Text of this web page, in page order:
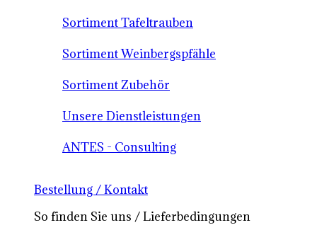
Sortiment Tafeltrauben
Sortiment Weinbergspfähle
Sortiment Zubehör
Unsere Dienstleistungen
ANTES - Consulting
Bestellung / Kontakt
So finden Sie uns / Lieferbedingungen